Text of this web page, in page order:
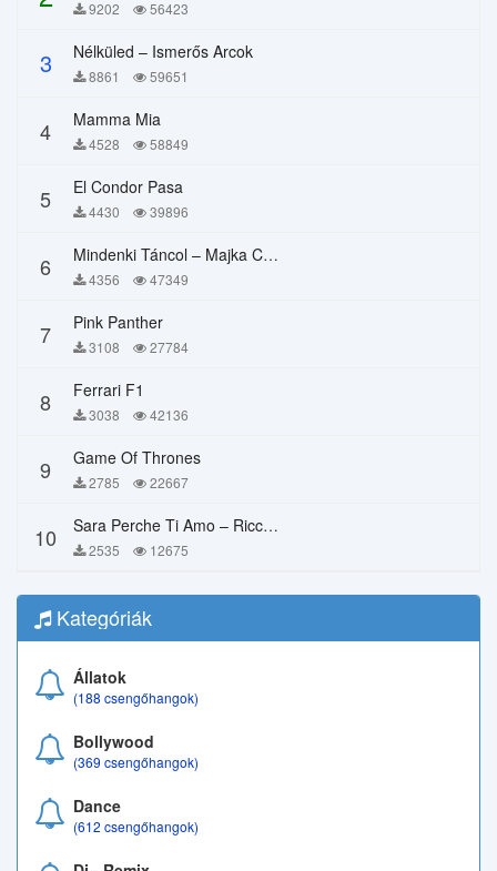
9202 56423
3 Nélküled – Ismerős Arcok
8861 59651
4 Mamma Mia
4528 58849
5 El Condor Pasa
4430 39896
6 Mindenki Táncol – Majka Curtis, Péter Majoros
4356 47349
7 Pink Panther
3108 27784
8 Ferrari F1
3038 42136
9 Game Of Thrones
2785 22667
10 Sara Perche Ti Amo – Ricchi E Poveri
2535 12675
Kategóriák
Állatok
(188 csengőhangok)
Bollywood
(369 csengőhangok)
Dance
(612 csengőhangok)